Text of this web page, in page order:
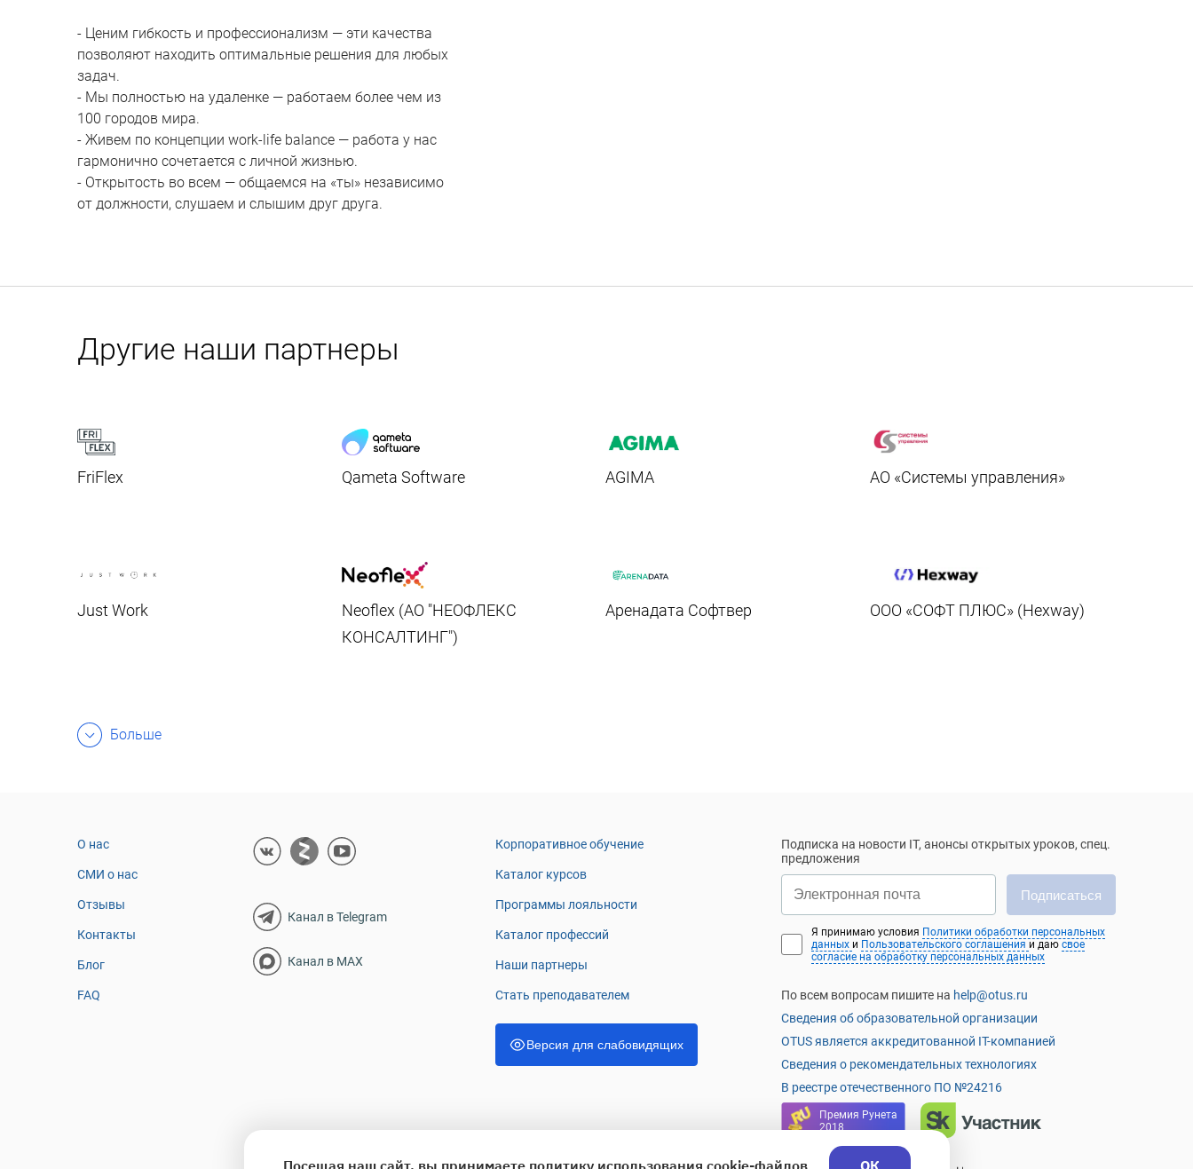
- Ценим гибкость и профессионализм — эти качества
позволяют находить оптимальные решения для любых
задач.
- Мы полностью на удаленке — работаем более чем из
100 городов мира.
- Живем по концепции work-life balance — работа у нас
гармонично сочетается с личной жизнью.
- Открытость во всем — общаемся на «ты» независимо
от должности, слушаем и слышим друг друга.
Другие наши партнеры
FriFlex Qameta Software AGIMA АО «Системы управления»
Just Work
Neoflex (АО "НЕОФЛЕКС
КОНСАЛТИНГ")
Аренадата Софтвер ООО «СОФТ ПЛЮС» (Hexway)
Больше
Посещая наш сайт, вы принимаете политику использования cookie-файлов ОК
О нас
СМИ о нас
Отзывы
Контакты
Блог
FAQ
Канал в Telegram
Канал в MAX
Корпоративное обучение
Каталог курсов
Программы лояльности
Каталог профессий
Наши партнеры
Стать преподавателем
Версия для слабовидящих
Подписка на новости IT, анонсы открытых уроков, спец.
предложения
Подписаться
Я принимаю условия Политики обработки персональных
данных и Пользовательского соглашения и даюсвое
согласие на обработку персональных данных
По всем вопросам пишите на help@otus.ru
Сведения об образовательной организации
OTUS является аккредитованной IT-компанией
Сведения о рекомендательных технологиях
В реестре отечественного ПО №24216
Премия Рунета
2018